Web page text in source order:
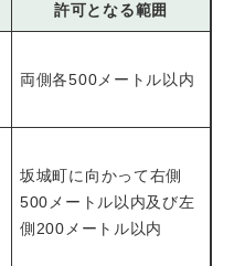
許可となる範囲
両側各500メートル以内
坂城町に向かって右側
500メートル以内及び左
側200メートル以内